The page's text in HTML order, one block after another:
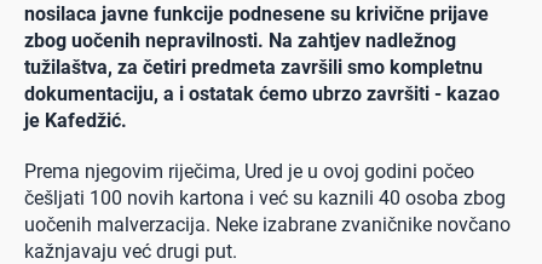
nosilaca javne funkcije podnesene su krivične prijave
zbog uočenih nepravilnosti. Na zahtjev nadležnog
tužilaštva, za četiri predmeta završili smo kompletnu
dokumentaciju, a i ostatak ćemo ubrzo završiti - kazao
je Kafedžić.
Prema njegovim riječima, Ured je u ovoj godini počeo
češljati 100 novih kartona i već su kaznili 40 osoba zbog
uočenih malverzacija. Neke izabrane zvaničnike novčano
kažnjavaju već drugi put.